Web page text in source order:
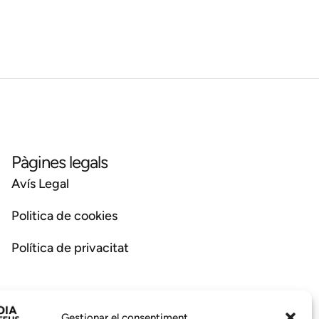
Pàgines legals
Avís Legal
Politica de cookies
Política de privacitat